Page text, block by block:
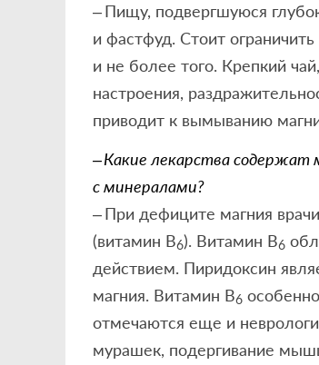
– Пищу, подвергшуюся
и фастфуд. Стоит
и не более того. Крепкий
настроения,
приводит к вымыванию
– Какие лекарства
с минералами?
– При дефиците магния
(витамин В6). Витамин В6
действием. Пиридоксин
магния. Витамин В6
отмечаются еще и
мурашек, подергивание